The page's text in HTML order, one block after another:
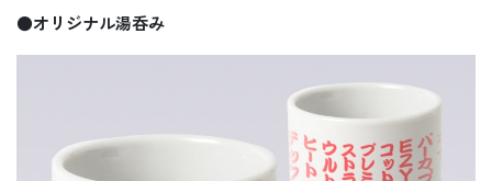
●オリジナル湯呑み